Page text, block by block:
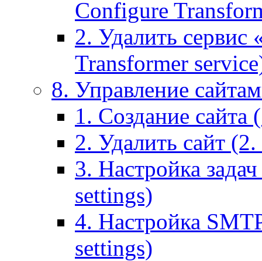
Configure
2. Удалить сервис
Transformer
8. Управление
1. Создание сайта
2. Удалить сайт
3. Настройка
settings)
4. Настройка
settings)